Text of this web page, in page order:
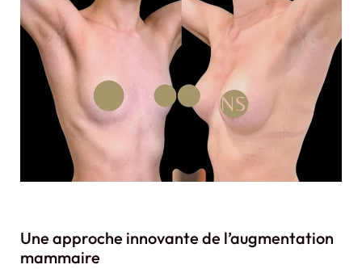
Une approche innovante de l’augmentation
mammaire